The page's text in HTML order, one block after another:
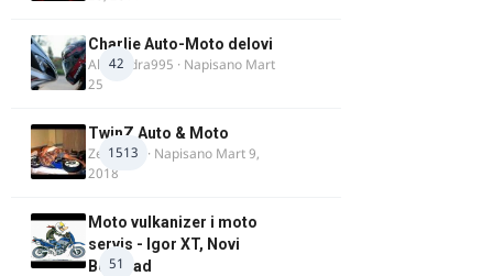
42
Charlie Auto-Moto delovi
Alexandra995 · Napisano Mart
25
1513
TwinZ Auto & Moto
Zeljkamp · Napisano Mart 9,
2018
51
Moto vulkanizer i moto
servis - Igor XT, Novi
Beograd